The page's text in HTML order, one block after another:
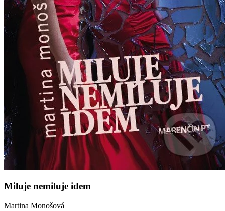
Miluje nemiluje idem
Martina Monošová